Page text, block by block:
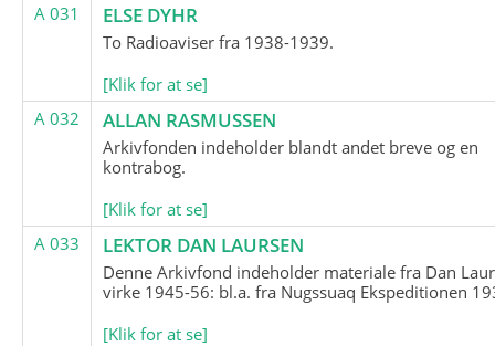
A 031
ELSE DYHR
To Radioaviser fra 1938-1939.
[Klik for at se]
A 032
ALLAN RASMUSSEN
Arkivfonden indeholder blandt andet breve og en
kontrabog.
[Klik for at se]
A 033
LEKTOR DAN LAURSEN
Denne Arkivfond indeholder materiale fra Dan
virke 1945-56: bl.a. fra Nugssuaq Ekspeditionen
[Klik for at se]